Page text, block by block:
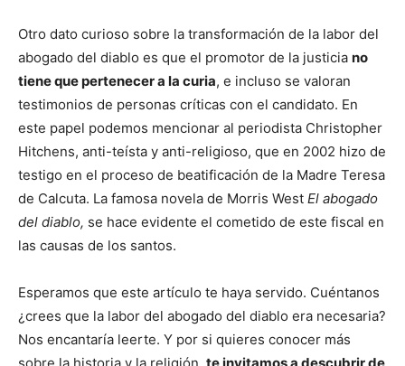
Otro dato curioso sobre la transformación de la labor del
abogado del diablo es que el promotor de la justicia no
tiene que pertenecer a la curia, e incluso se valoran
testimonios de personas críticas con el candidato. En
este papel podemos mencionar al periodista Christopher
Hitchens, anti-teísta y anti-religioso, que en 2002 hizo de
testigo en el proceso de beatificación de la Madre Teresa
de Calcuta. La famosa novela de Morris West El abogado
del diablo, se hace evidente el cometido de este fiscal en
las causas de los santos.
Esperamos que este artículo te haya servido. Cuéntanos
¿crees que la labor del abogado del diablo era necesaria?
Nos encantaría leerte. Y por si quieres conocer más
sobre la historia y la religión, te invitamos a descubrir de